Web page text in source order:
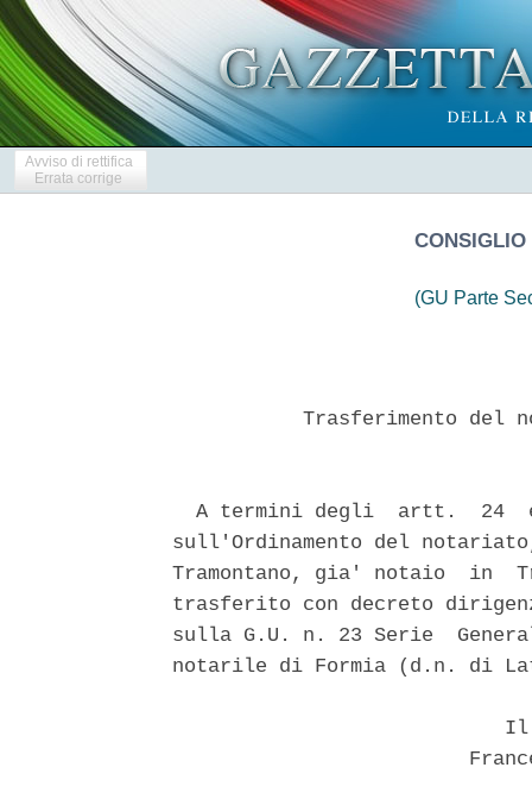
Avviso di rettifica
Errata corrige
CONSIGLIO
(GU Parte
Trasferimento del
A termini degli  artt.  24
sull'Ordinamento del
Tramontano, gia' notaio  in
trasferito con decreto
sulla G.U. n. 23 Serie
notarile di Formia (d.n. di